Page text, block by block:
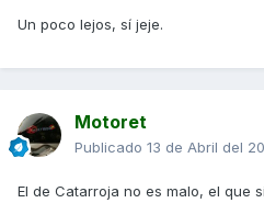
Un poco lejos, sí jeje.
Motoret
Publicado 13 de Abril del
El de Catarroja no es malo, el que